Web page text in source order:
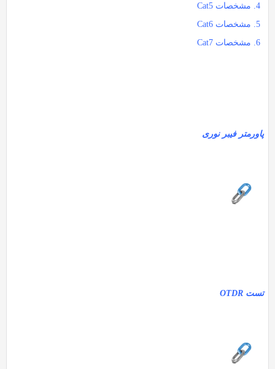
مشخصات Cat5
مشخصات Cat6
مشخصات Cat7
پاورمتر فیبر نوری
تست OTDR